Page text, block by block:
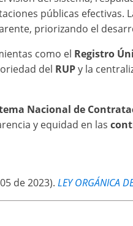
públicas efectivas.
priorizando el
como el Registro
del RUPy la
Nacional de
y equidad en las
de 2023). LEY ORGÁNICA